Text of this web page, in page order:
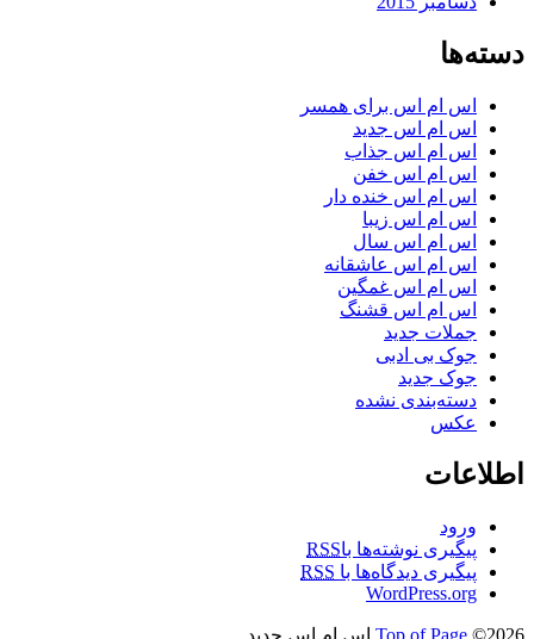
دسته‌ها
اس ام اس برای همسر
اس ام اس جدید
اس ام اس جذاب
اس ام اس خفن
اس ام اس خنده دار
اس ام اس زیبا
اس ام اس سال
اس ام اس عاشقانه
اس ام اس غمگین
اس ام اس قشنگ
جملات جدید
جوک بی ادبی
جوک جدید
دسته‌بندی نشده
عکس
اطلاعات
ورود
پیگیری نوشته‌ها باRSS
پیگیری دیدگاه‌ها با RSS
WordPress.org
Top of Page ©2026 اس ام اس جدید